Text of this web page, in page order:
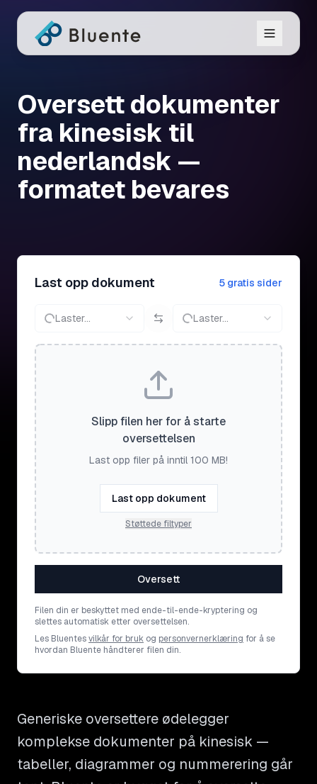
Oversett dokumenter
fra kinesisk til
nederlandsk —
formatet bevares
Last opp dokument 5 gratis sider
Laster... Laster...
Slipp filen her for å starte
oversettelsen
Last opp filer på inntil 100 MB!
Last opp dokument
Støttede filtyper
Oversett
Filen din er beskyttet med ende-til-ende-kryptering og
slettes automatisk etter oversettelsen.
Les Bluentesvilkår for bruk og personvernerklæring for å se
hvordan Bluente håndterer filen din.
Generiske oversettere ødelegger
komplekse dokumenter på kinesisk —
tabeller, diagrammer og nummerering går